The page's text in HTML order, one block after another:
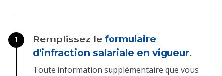
1 Remplissez leformulaire
d'infraction salariale en vigueur.
Toute information supplémentaire que vous